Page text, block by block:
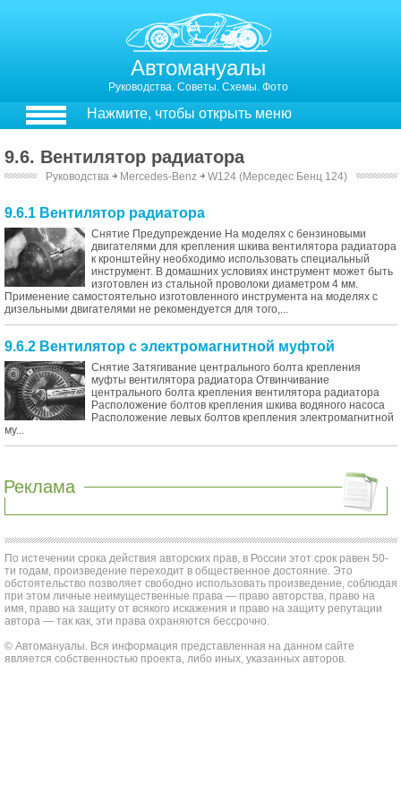
Автомануалы
Руководства. Советы. Схемы. Фото
Нажмите, чтобы открыть меню
9.6. Вентилятор радиатора
Руководства ￫ Mercedes-Benz ￫ W124 (Мерседес Бенц 124)
9.6.1 Вентилятор радиатора
Снятие Предупреждение На моделях с бензиновыми
двигателями для крепления шкива вентилятора радиатора
к кронштейну необходимо использовать специальный
инструмент. В домашних условиях инструмент может быть
изготовлен из стальной проволоки диаметром 4 мм.
Применение самостоятельно изготовленного инструмента на моделях с
дизельными двигателями не рекомендуется для того,...
9.6.2 Вентилятор с электромагнитной муфтой
Снятие Затягивание центрального болта крепления
муфты вентилятора радиатора Отвинчивание
центрального болта крепления вентилятора радиатора
Расположение болтов крепления шкива водяного насоса
Расположение левых болтов крепления электромагнитной
му...
Реклама
По истечении срока действия авторских прав, в России этот срок равен 50-
ти годам, произведение переходит в общественное достояние. Это
обстоятельство позволяет свободно использовать произведение, соблюдая
при этом личные неимущественные права — право авторства, право на
имя, право на защиту от всякого искажения и право на защиту репутации
автора — так как, эти права охраняются бессрочно.
© Автомануалы. Вся информация представленная на данном сайте
является собственностью проекта, либо иных, указанных авторов.